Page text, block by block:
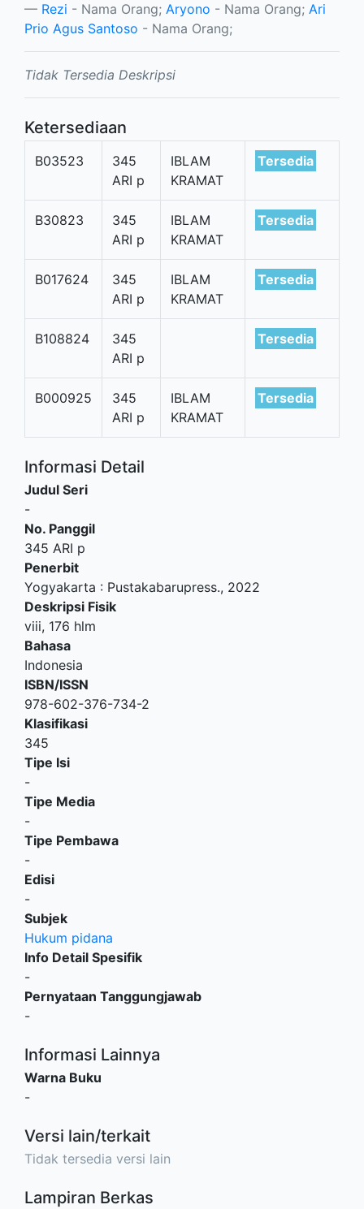
Rezi - Nama Orang; Aryono - Nama Orang; Ari
Prio Agus Santoso - Nama Orang;
Tidak Tersedia Deskripsi
Ketersediaan
B03523
345
ARI p
IBLAM
KRAMAT
Tersedia
B30823
345
ARI p
IBLAM
KRAMAT
Tersedia
B017624
345
ARI p
IBLAM
KRAMAT
Tersedia
B108824
345
ARI p
Tersedia
B000925
345
ARI p
IBLAM
KRAMAT
Tersedia
Informasi Detail
Judul Seri
-
No. Panggil
345 ARI p
Penerbit
Yogyakarta : Pustakabarupress., 2022
Deskripsi Fisik
viii, 176 hlm
Bahasa
Indonesia
ISBN/ISSN
978-602-376-734-2
Klasifikasi
345
Tipe Isi
-
Tipe Media
-
Tipe Pembawa
-
Edisi
-
Subjek
Hukum pidana
Info Detail Spesifik
-
Pernyataan Tanggungjawab
-
Informasi Lainnya
Warna Buku
-
Versi lain/terkait
Tidak tersedia versi lain
Lampiran Berkas